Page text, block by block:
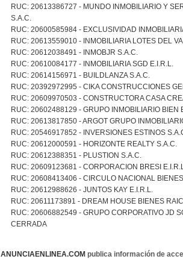
RUC: 20613386727 - MUNDO INMOBILIARIO Y
S.A.C.
RUC: 20600585984 - EXCLUSIVIDAD
RUC: 20613559010 - INMOBILIARIA LOTES DEL
RUC: 20612038491 - INMOBJR S.A.C.
RUC: 20610084177 - INMOBILIARIA SGD E.I.R.L.
RUC: 20614156971 - BUILDLANZA S.A.C.
RUC: 20392972995 - CIKA CONSTRUCCIONES
RUC: 20609970503 - CONSTRUCTORA CASA
RUC: 20602488129 - GRUPO INMOBILIARIO BIEN
RUC: 20613817850 - ARGOT GRUPO
RUC: 20546917852 - INVERSIONES ESTINOS
RUC: 20612000591 - HORIZONTE REALTY S.A.C.
RUC: 20612388351 - PLUSTION S.A.C.
RUC: 20609123681 - CORPORACION BRESI E.I.R.L.
RUC: 20608413406 - CIRCULO NACIONAL
RUC: 20612988626 - JUNTOS KAY E.I.R.L.
RUC: 20611173891 - DREAM HOUSE BIENES
RUC: 20606882549 - GRUPO CORPORATIVO JD
CERRADA
ANUNCIAENLINEA.COM publica información de